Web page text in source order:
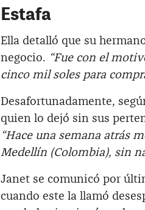
Estafa
Ella detalló que su
negocio. “Fue con el
cinco mil soles para
Desafortunadamente,
quien lo dejó sin sus
“Hace una semana atrás
Medellín (Colombia), sin
Janet se comunicó por
cuando este la llamó